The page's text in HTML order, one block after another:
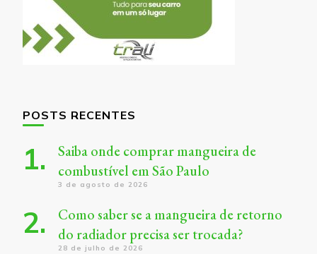
POSTS RECENTES
Saiba onde comprar mangueira de
combustível em São Paulo
3 de agosto de 2026
Como saber se a mangueira de retorno
do radiador precisa ser trocada?
28 de julho de 2026